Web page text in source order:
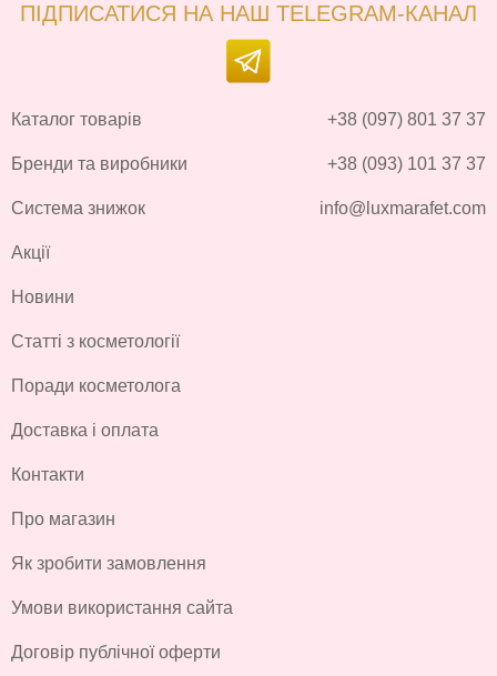
ПІДПИСАТИСЯ НА НАШ TELEGRAM-КАНАЛ
Каталог товарів
Бренди та виробники
Система знижок
Акції
Новини
Статті з косметології
Поради косметолога
Доставка і оплата
Контакти
Про магазин
Як зробити замовлення
Умови використання сайта
Договір публічної оферти
+38 (097) 801 37 37
+38 (093) 101 37 37
info@luxmarafet.com